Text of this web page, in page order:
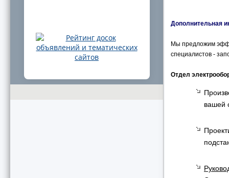
Дополнительная
Мы предложим
специалистов -
Отдел
вашей